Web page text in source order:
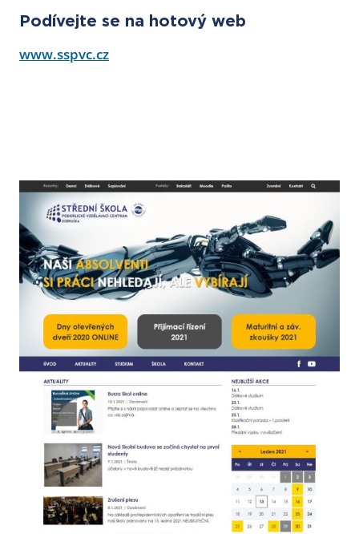
Podívejte se na hotový web
www.sspvc.cz